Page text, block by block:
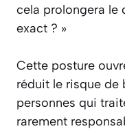
cela prolongera le
exact ? »
Cette posture
réduit le risque de
personnes qui
rarement